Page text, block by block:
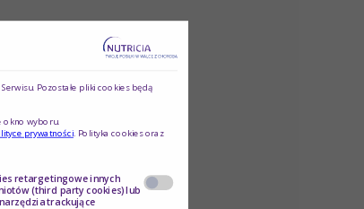
Pozostałe pliki cookies będą
okno wyboru.
prywatności. Polityka cookies oraz
retargetingowe innych
(third party cookies) lub
trackujące